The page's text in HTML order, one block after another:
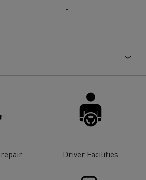
-
repair Driver Facilities